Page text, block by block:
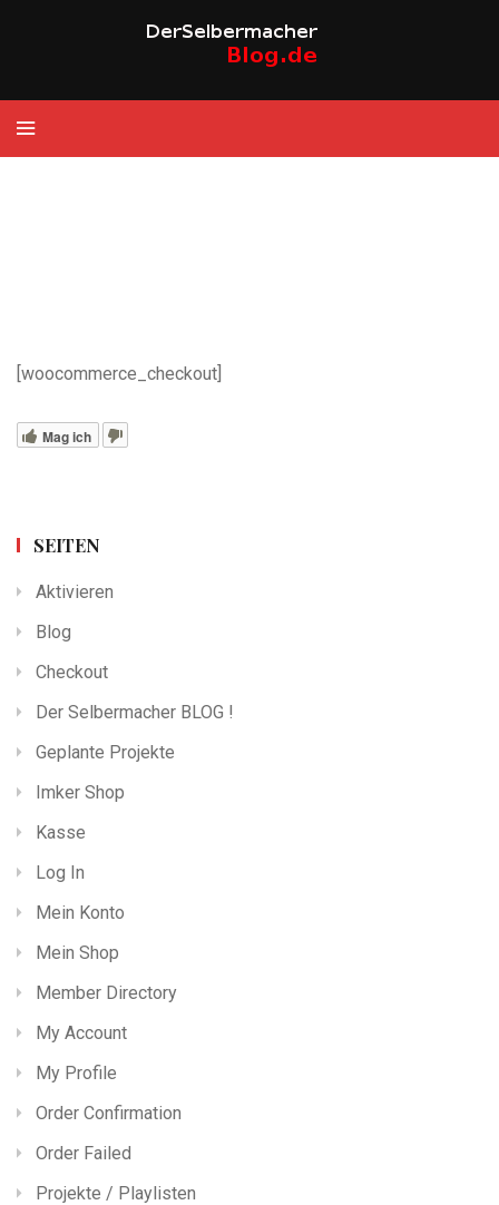
[woocommerce_checkout]
Mag ich
SEITEN
Aktivieren
Blog
Checkout
Der Selbermacher BLOG !
Geplante Projekte
Imker Shop
Kasse
Log In
Mein Konto
Mein Shop
Member Directory
My Account
My Profile
Order Confirmation
Order Failed
Projekte / Playlisten